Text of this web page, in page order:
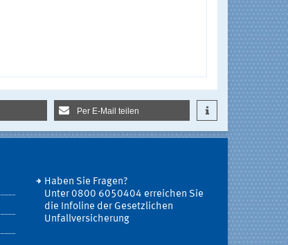
Per E-Mail teilen
Haben Sie Fragen?
Unter 0800 6050404 erreichen Sie
die Infoline der Gesetzlichen
Unfallversicherung